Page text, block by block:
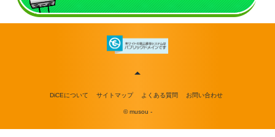
DiCEについて サイトマップ よくある質問 お問い合わせ
© musou -